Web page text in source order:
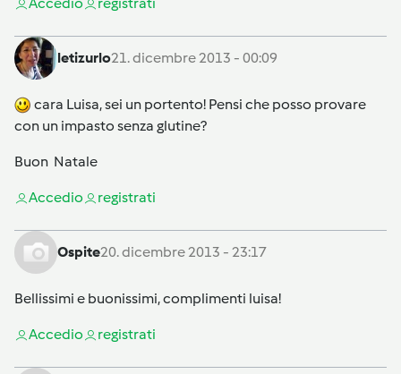
letizurlo21. dicembre 2013 - 00:09
cara Luisa, sei un portento! Pensi che posso provare
con un impasto senza glutine?
Buon Natale
Accedio registrati
Ospite20. dicembre 2013 - 23:17
Bellissimi e buonissimi, complimenti luisa!
Accedio registrati